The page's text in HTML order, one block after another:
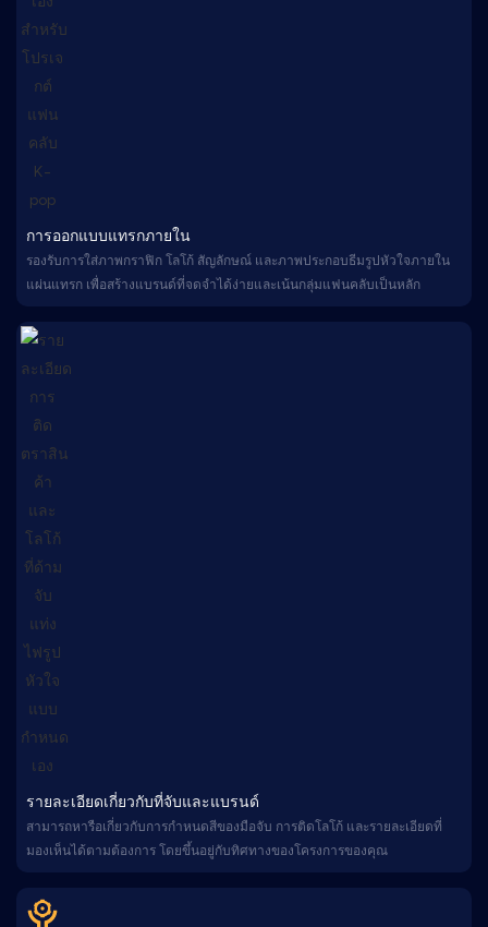
การออกแบบแทรกภายใน
รองรับการใส่ภาพกราฟิก โลโก้ สัญลักษณ์ และภาพประกอบธีมรูปหัวใจภายใน
แผ่นแทรก เพื่อสร้างแบรนด์ที่จดจำได้ง่ายและเน้นกลุ่มแฟนคลับเป็นหลัก
รายละเอียดเกี่ยวกับที่จับและแบรนด์
สามารถหารือเกี่ยวกับการกำหนดสีของมือจับ การติดโลโก้ และรายละเอียดที่
มองเห็นได้ตามต้องการ โดยขึ้นอยู่กับทิศทางของโครงการของคุณ